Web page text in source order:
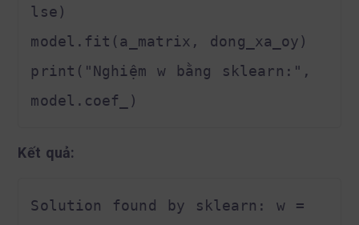
lse)
model.fit(a_matrix, dong_xa_oy)
print("Nghiệm w bằng sklearn:",
Kết quả:
Solution found by sklearn: w =